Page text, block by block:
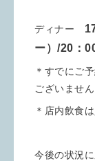
ディナー
ー）/20：
＊すでにご
ございません
＊店内飲食
今後の状況